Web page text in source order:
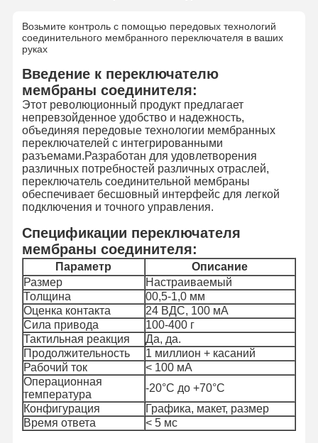
Возьмите контроль с помощью передовых технологий
соединительного мембранного переключателя в ваших
руках
Введение к переключателю
мембраны соединителя:
Этот революционный продукт предлагает
непревзойденное удобство и надежность,
объединяя передовые технологии мембранных
переключателей с интегрированными
разъемами.Разработан для удовлетворения
различных потребностей различных отраслей,
переключатель соединительной мембраны
обеспечивает бесшовный интерфейс для легкой
подключения и точного управления.
Спецификации переключателя
мембраны соединителя:
Параметр
Описание
Размер
Настраиваемый
Толщина
00,5-1,0 мм
Оценка контакта
24 ВДС, 100 мА
Сила привода
100-400 г
Тактильная реакция
Да, да.
Продолжительность
1 миллион + касаний
Рабочий ток
< 100 мА
Операционная
температура
-20°C до +70°C
Конфигурация
Графика, макет, размер
Время ответа
< 5 мс